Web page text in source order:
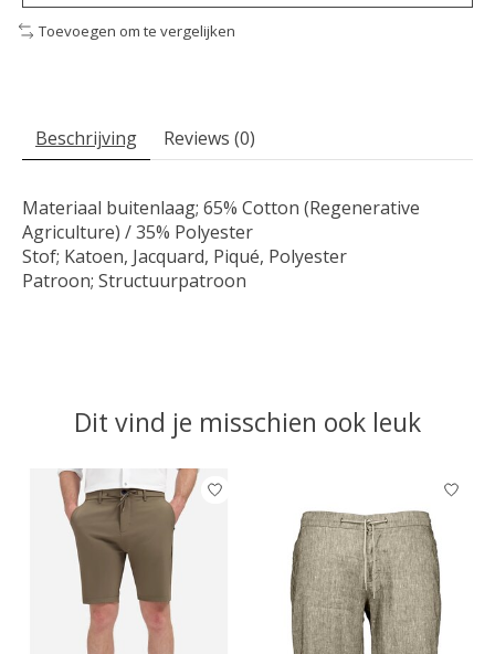
Toevoegen om te vergelijken
Beschrijving Reviews (0)
Materiaal buitenlaag; 65% Cotton (Regenerative
Agriculture) / 35% Polyester
Stof; Katoen, Jacquard, Piqué, Polyester
Patroon; Structuurpatroon
Dit vind je misschien ook leuk
Items van productcarrousel